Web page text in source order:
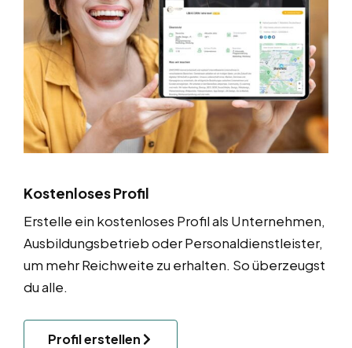
Kostenloses Profil
Erstelle ein kostenloses Profil als Unternehmen,
Ausbildungsbetrieb oder Personaldienstleister,
um mehr Reichweite zu erhalten. So überzeugst
du alle.
Profil erstellen